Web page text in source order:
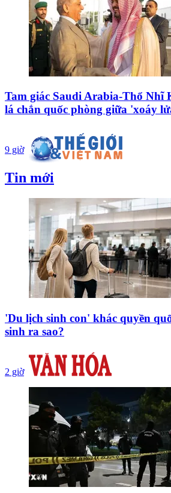
Tam giác Saudi Arabia-Thổ Nhĩ
lá chắn quốc phòng giữa 'xoáy
9 giờ
Tin mới
'Du lịch sinh con' khác quyền
sinh ra sao?
2 giờ